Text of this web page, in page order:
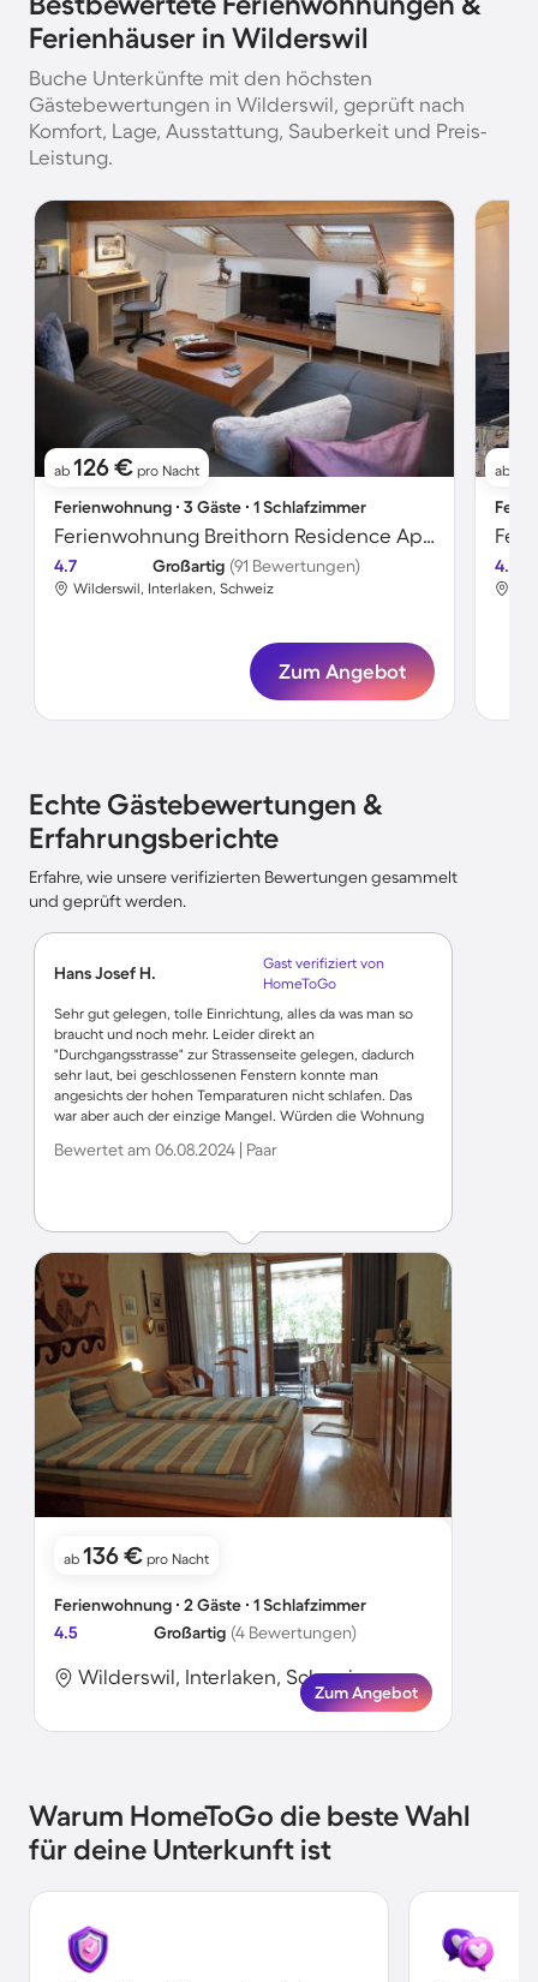
Ferienhäuser in Wilderswil
Buche Unterkünfte mit den höchsten
Gästebewertungen in Wilderswil, geprüft nach
Komfort, Lage, Ausstattung, Sauberkeit und Preis-
Leistung.
ab 126 € pro Nacht
Ferienwohnung ∙ 3 Gäste ∙ 1 Schlafzimmer
Ferienwohnung Breithorn Residence Apt.09
4.7 Großartig (91 Bewertungen)
Wilderswil, Interlaken, Schweiz
Zum Angebot
ab
4.8
Echte Gästebewertungen &
Erfahrungsberichte
Erfahre, wie unsere verifizierten Bewertungen gesammelt
und geprüft werden.
Hans Josef H.
Gast verifiziert von
HomeToGo
Sehr gut gelegen, tolle Einrichtung, alles da was man so
braucht und noch mehr. Leider direkt an
"Durchgangsstrasse" zur Strassenseite gelegen, dadurch
sehr laut, bei geschlossenen Fenstern konnte man
angesichts der hohen Temparaturen nicht schlafen. Das
war aber auch der einzige Mangel. Würden die Wohnung
beigeschlossenen Fenstern schlafen)
Bewertet am 06.08.2024 | Paar
ab 136 € pro Nacht
Ferienwohnung ∙ 2 Gäste ∙ 1 Schlafzimmer
4.5
Großartig (4 Bewertungen)
Wilderswil, Interlaken, Schweiz
Zum Angebot
Warum HomeToGo die beste Wahl
für deine Unterkunft ist